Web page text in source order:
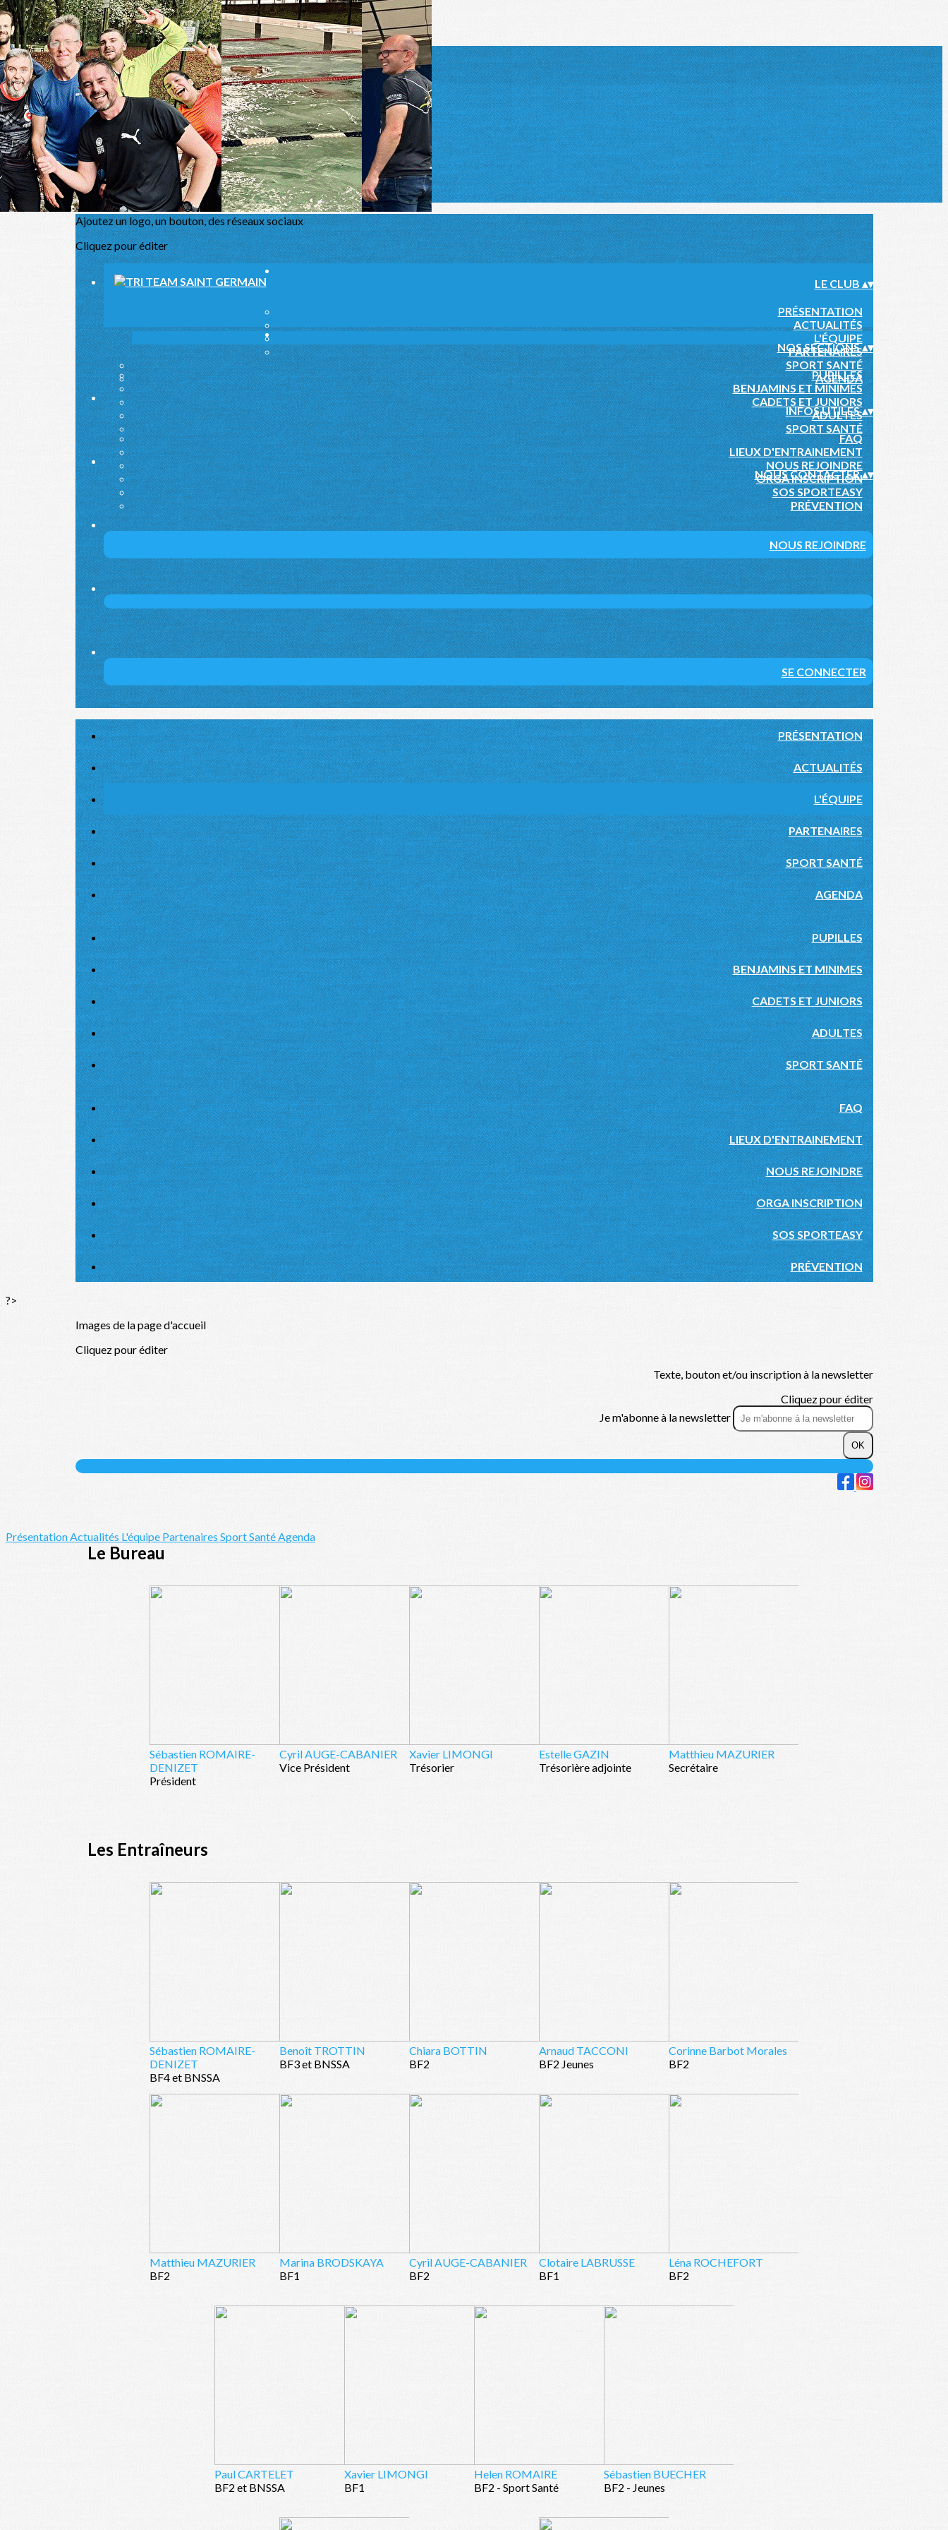
Exporter les lignes sélectionnées
Exporter toutes les colonnes
Exporter uniquement les colonnes affichées
Menu
<
>
Présentation
Actualités
L'équipe
Partenaires
Sport Santé
Agenda
Ajoutez un logo, un bouton, des réseaux sociaux
Cliquez pour éditer
LE CLUB ▴▾
PRÉSENTATION
ACTUALITÉS
L'ÉQUIPE
PARTENAIRES
SPORT SANTÉ
AGENDA
NOS SECTIONS▴▾
PUPILLES
BENJAMINS ET MINIMES
CADETS ET JUNIORS
ADULTES
SPORT SANTÉ
INFOS UTILES▴▾
FAQ
LIEUX D'ENTRAINEMENT
NOUS REJOINDRE
ORGA INSCRIPTION
SOS SPORTEASY
PRÉVENTION
NOUS CONTACTER▴▾
NOUS REJOINDRE
SE CONNECTER
PRÉSENTATION
ACTUALITÉS
L'ÉQUIPE
PARTENAIRES
SPORT SANTÉ
AGENDA
PUPILLES
BENJAMINS ET MINIMES
CADETS ET JUNIORS
ADULTES
SPORT SANTÉ
FAQ
LIEUX D'ENTRAINEMENT
NOUS REJOINDRE
ORGA INSCRIPTION
SOS SPORTEASY
PRÉVENTION
?>
Images de la page d'accueil
Cliquez pour éditer
Texte, bouton et/ou inscription à la newsletter
Cliquez pour éditer
Je m'abonne à la newsletter
OK
PrésentationActualités L'équipe PartenairesSport SantéAgenda
Le Bureau
Sébastien ROMAIRE-
DENIZET
Président
Cyril AUGE-CABANIER
Vice Président
Xavier LIMONGI
Trésorier
Estelle GAZIN
Trésorière adjointe
Matthieu MAZURIER
Secrétaire
Les Entraîneurs
Sébastien ROMAIRE-
DENIZET
BF4 et BNSSA
Benoît TROTTIN
BF3 et BNSSA
Chiara BOTTIN
BF2
Arnaud TACCONI
BF2 Jeunes
Corinne Barbot Morales
BF2
Matthieu MAZURIER
BF2
Marina BRODSKAYA
BF1
Cyril AUGE-CABANIER
BF2
Clotaire LABRUSSE
BF1
Léna ROCHEFORT
BF2
Paul CARTELET
BF2 et BNSSA
Xavier LIMONGI
BF1
Helen ROMAIRE
BF2 - Sport Santé
Sébastien BUECHER
BF2 - Jeunes